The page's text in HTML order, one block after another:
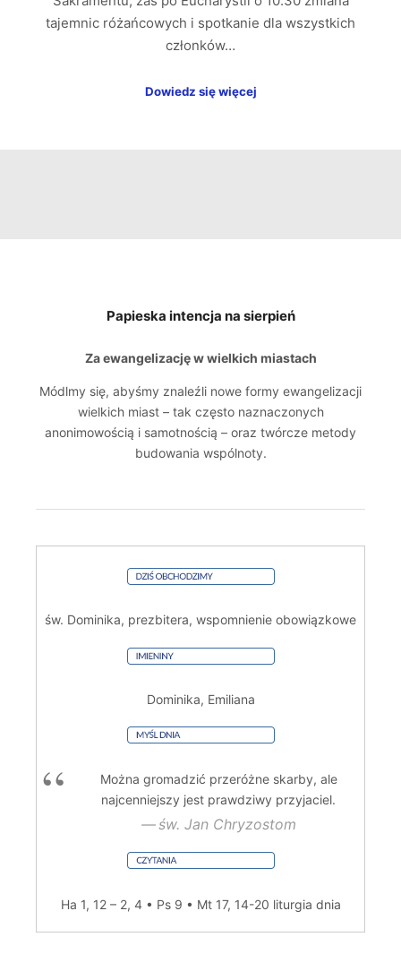
tajemnic różańcowych i spotkanie dla wszystkich
członków…
Dowiedz się więcej
Papieska intencja na sierpień
Za ewangelizację w wielkich miastach
Módlmy się, abyśmy znaleźli nowe formy ewangelizacji
wielkich miast – tak często naznaczonych
anonimowością i samotnością – oraz twórcze metody
budowania wspólnoty.
św. Dominika, prezbitera, wspomnienie obowiązkowe
Dominika, Emiliana
Można gromadzić przeróżne skarby, ale
najcenniejszy jest prawdziwy przyjaciel.
św. Jan Chryzostom
Ha 1, 12 – 2, 4 • Ps 9 • Mt 17, 14-20 liturgia dnia